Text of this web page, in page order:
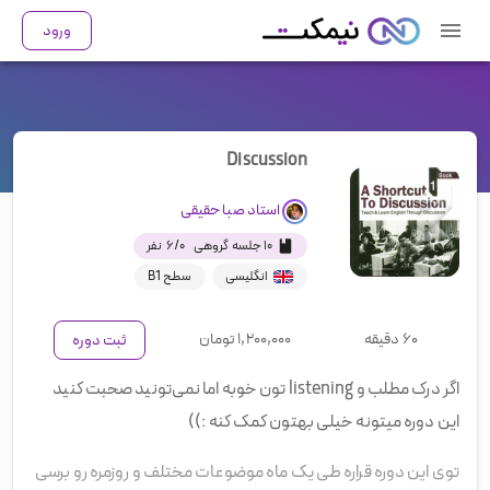
ورود
Discussion
استادصبا حقیقی
۱۰ جلسه گروهی ۰/۶ نفر
انگلیسی
سطح B1
۶۰ دقیقه ۱,۲۰۰,۰۰۰تومان ثبت دوره
اگر درک مطلب و listening تون خوبه اما نمی‌تونید صحبت کنید
این دوره میتونه خیلی بهتون کمک کنه :))
توی این دوره قراره طی یک ماه موضوعات مختلف و روزمره رو برسی